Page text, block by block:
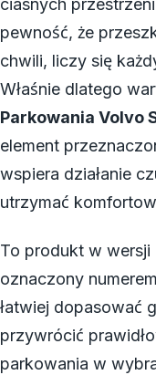
ciasnych
pewność, że
chwili, liczy się
Właśnie dlatego
Parkowania Volvo
element
wspiera działanie
utrzymać
To produkt w wersji
oznaczony
łatwiej dopasować
przywrócić
parkowania w